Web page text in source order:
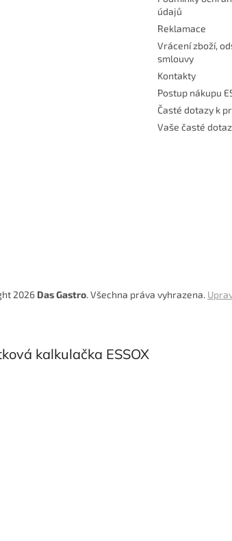
údajů
Reklamace
Vrácení zboží,
smlouvy
Kontakty
Postup nákupu
Časté dotazy k
Vaše časté
2026 Das Gastro. Všechna práva vyhrazena.
kalkulačka ESSOX